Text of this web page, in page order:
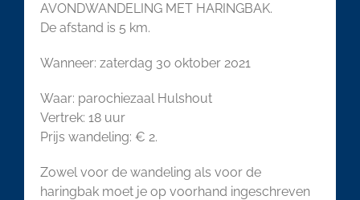
AVONDWANDELING MET HARINGBAK.
De afstand is 5 km.
Wanneer: zaterdag 30 oktober 2021
Waar: parochiezaal Hulshout
Vertrek: 18 uur
Prijs wandeling: € 2.
Zowel voor de wandeling als voor de
haringbak moet je op voorhand ingeschreven